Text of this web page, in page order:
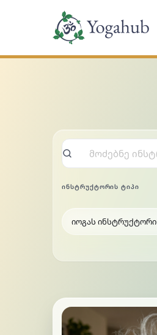
Search instructors
ᲘᲜᲡᲢᲠᲣᲥᲢᲝᲠᲘᲡ ᲢᲘᲞᲘ
იოგას ინსტრუქტორი